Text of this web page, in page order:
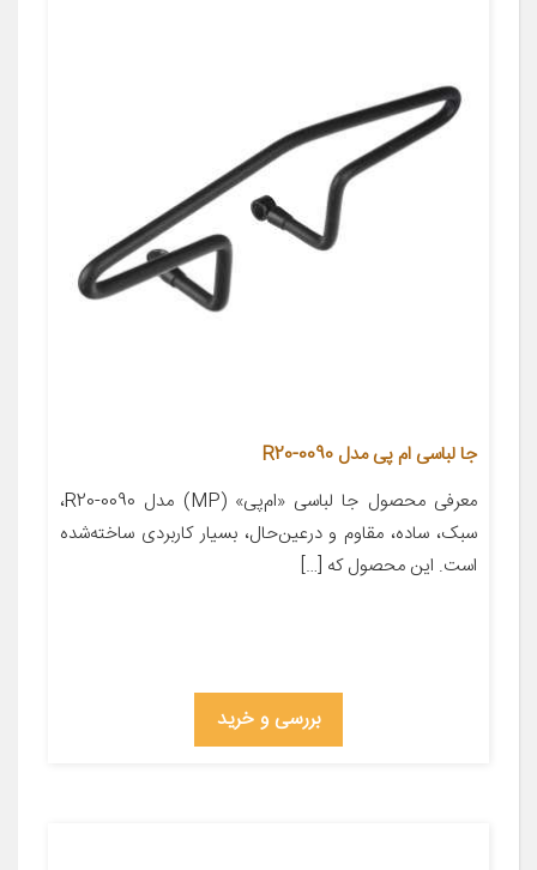
جا لباسی ام پی مدل R20-0090
معرفی محصول جا لباسی «ام‌پی» (MP) مدل R20-0090،
سبک، ساده، مقاوم و درعین‌حال، بسیار کاربردی ساخته‌شده
است. این محصول که […]
بررسی و خرید